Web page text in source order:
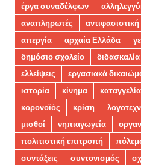
έργα συναδέλφων
αναπληρωτές
απεργία
αρχαία Ελλάδα
δημόσιο σχολείο
διδασκαλία
ελλείψεις
εργασιακά
ιστορία
κίνημα καταγγελία
κορονοϊός
κρίση
μισθοί
νηπιαγωγεία
πολιτιστική επιτροπή
συντάξεις
συντονισμός